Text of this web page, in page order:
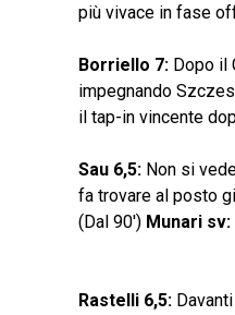
più vivace in fase
Borriello 7: Dopo il
impegnando
il tap-in vincente
Sau 6,5: Non si
fa trovare al posto
(Dal 90′) Munari sv:
Rastelli 6,5: